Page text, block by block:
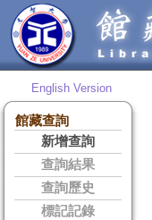
English Version
館藏查詢
新增查詢
查詢結果
查詢歷史
標記記錄